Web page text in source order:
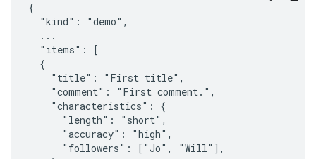
{
  "kind": "demo",
  ...
  "items": [
  {
    "title": "First title",
    "comment": "First comment.",
    "characteristics": {
      "length": "short",
      "accuracy": "high",
      "followers": ["Jo", "Will"],